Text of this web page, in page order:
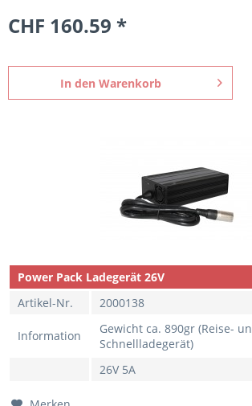
CHF 160.59 *
In den Warenkorb
Power Pack Ladegerät 26V
Artikel-Nr.
2000138
Information
Gewicht ca. 890gr (Reise-
Schnellladegerät)
26V 5A